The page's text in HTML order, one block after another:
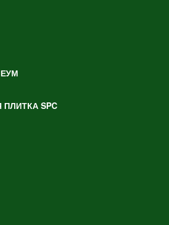
SPC